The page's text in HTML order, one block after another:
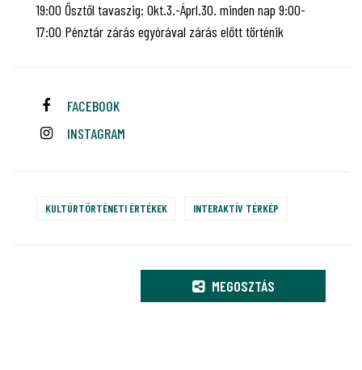
19:00 Ősztől tavaszig: Okt.3.-Áprl.30. minden nap 9:00-
17:00 Pénztár zárás egyórával zárás előtt történik
FACEBOOK
INSTAGRAM
KULTÚRTÖRTÉNETI ÉRTÉKEK INTERAKTÍV TÉRKÉP
MEGOSZTÁS